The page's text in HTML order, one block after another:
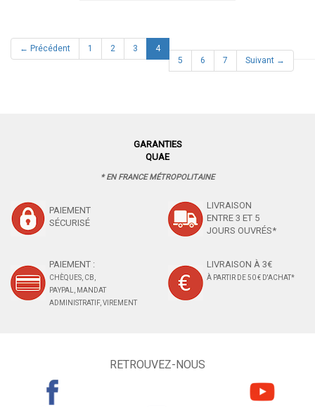
← Précédent 1 2 3 4(current)
5
6 7 Suivant →
GARANTIES
QUAE
* EN FRANCE MÉTROPOLITAINE
PAIEMENT
SÉCURISÉ
LIVRAISON
ENTRE 3 ET 5
JOURS OUVRÉS*
PAIEMENT :
CHÈQUES, CB,
PAYPAL, MANDAT
ADMINISTRATIF, VIREMENT
LIVRAISON À 3€
À PARTIR DE 50 € D'ACHAT*
RETROUVEZ-NOUS